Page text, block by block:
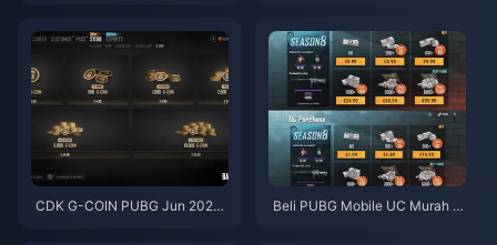
asinya
CDK G-COIN PUBG Jun 2026:
Beli PUBG Mobile UC Murah u